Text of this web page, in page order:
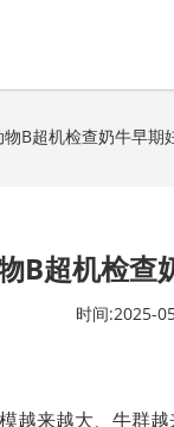
物B超机检查奶牛早期
B超机检查
时间:2025-
越来越大、牛群